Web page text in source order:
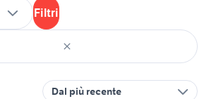
Filtri
Dal più recente